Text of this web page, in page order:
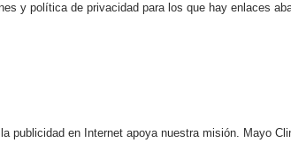
y política de privacidad para los que hay enlaces
publicidad en Internet apoya nuestra misión. Mayo